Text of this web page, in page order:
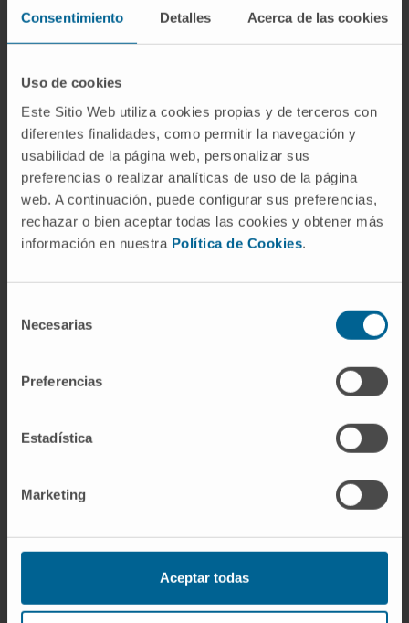
Consentimiento Detalles Acerca de las cookies
Uso de cookies
Este Sitio Web utiliza cookies propias y de terceros con
diferentes finalidades, como permitir la navegación y
usabilidad de la página web, personalizar sus
preferencias o realizar analíticas de uso de la página
web. A continuación, puede configurar sus preferencias,
rechazar o bien aceptar todas las cookies y obtener más
información en nuestra Política de Cookies.
Necesarias
Preferencias
Estadística
Marketing
Aceptar todas
fingerprint. Specific amino acids, organic
acids, and lipids showed significant increases
from healthy tissues. Our optimized
methodology could promote a better
understanding of the molecular mechanisms
underlying breast cancer aggressiveness and
mitochondrial-related diseases and support
the optimization of new advanced therapies.
CITA DEL ARTÍCULO Anal Chem. 2023 Nov
14;95(45):16539-16548. doi:
Oct 31.
Nuestros autores
Ver Curriculum